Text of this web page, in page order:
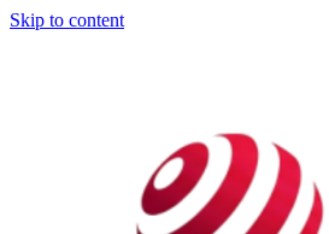
Skip to content